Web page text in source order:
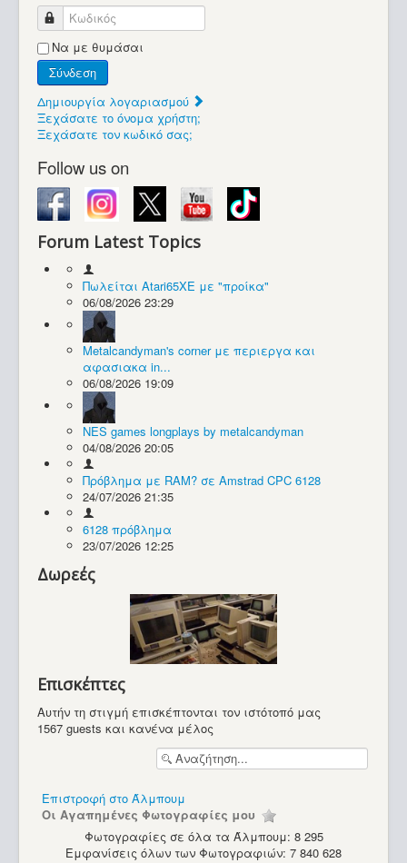
Συλλογές / Projects
Υπολογιστές
Κωδικός
Να με θυμάσαι
Σύνδεση
Δημιουργία λογαριασμού
Ξεχάσατε το όνομα χρήστη;
Ξεχάσατε τον κωδικό σας;
Follow us on
Forum Latest Topics
Πωλείται Atari65XE με "προίκα"
06/08/2026 23:29
Metalcandyman's corner με περιεργα και
αφασιακα in...
06/08/2026 19:09
NES games longplays by metalcandyman
04/08/2026 20:05
Πρόβλημα με RAM? σε Amstrad CPC 6128
24/07/2026 21:35
6128 πρόβλημα
23/07/2026 12:25
Δωρεές
Επισκέπτες
Αυτήν τη στιγμή επισκέπτονται τον ιστότοπό μας
1567 guests και κανένα μέλος
Επιστροφή στο Άλμπουμ
Οι Αγαπημένες Φωτογραφίες μου
Φωτογραφίες σε όλα τα Άλμπουμ: 8 295
Εμφανίσεις όλων των Φωτογραφιών: 7 840 628